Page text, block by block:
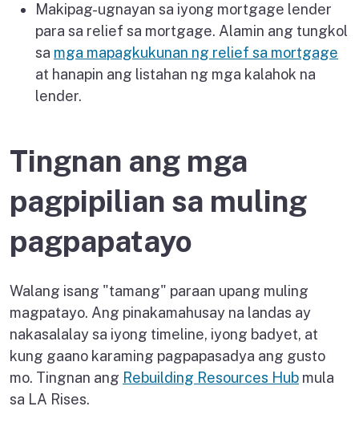
Makipag-ugnayan sa iyong mortgage lender
para sa relief sa mortgage. Alamin ang tungkol
sa mga mapagkukunan ng relief sa mortgage
at hanapin ang listahan ng mga kalahok na
lender.
Tingnan ang mga
pagpipilian sa muling
pagpapatayo
Walang isang "tamang" paraan upang muling
magpatayo. Ang pinakamahusay na landas ay
nakasalalay sa iyong timeline, iyong badyet, at
kung gaano karaming pagpapasadya ang gusto
mo. Tingnan ang Rebuilding Resources Hub mula
sa LA Rises.